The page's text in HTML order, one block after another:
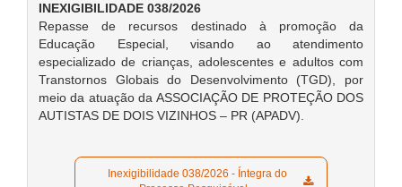
INEXIGIBILIDADE 038/2026
Repasse de recursos destinado à promoção da
Educação Especial, visando ao atendimento
especializado de crianças, adolescentes e adultos com
Transtornos Globais do Desenvolvimento (TGD), por
meio da atuação da ASSOCIAÇÃO DE PROTEÇÃO DOS
AUTISTAS DE DOIS VIZINHOS – PR (APADV).